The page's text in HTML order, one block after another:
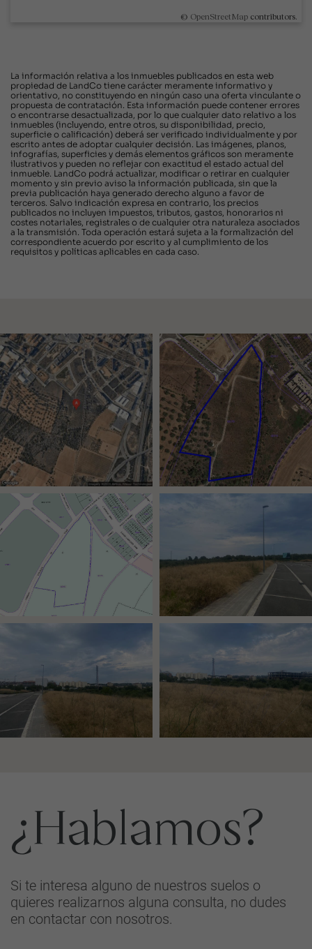
© OpenStreetMap contributors.
La información relativa a los inmuebles publicados en esta web
propiedad de LandCo tiene carácter meramente informativo y
orientativo, no constituyendo en ningún caso una oferta vinculante o
propuesta de contratación. Esta información puede contener errores
o encontrarse desactualizada, por lo que cualquier dato relativo a los
inmuebles (incluyendo, entre otros, su disponibilidad, precio,
superficie o calificación) deberá ser verificado individualmente y por
escrito antes de adoptar cualquier decisión. Las imágenes, planos,
infografías, superficies y demás elementos gráficos son meramente
ilustrativos y pueden no reflejar con exactitud el estado actual del
inmueble. LandCo podrá actualizar, modificar o retirar en cualquier
momento y sin previo aviso la información publicada, sin que la
previa publicación haya generado derecho alguno a favor de
terceros. Salvo indicación expresa en contrario, los precios
publicados no incluyen impuestos, tributos, gastos, honorarios ni
costes notariales, registrales o de cualquier otra naturaleza asociados
a la transmisión. Toda operación estará sujeta a la formalización del
correspondiente acuerdo por escrito y al cumplimiento de los
requisitos y políticas aplicables en cada caso.
¿Hablamos?
Si te interesa alguno de nuestros suelos o
quieres realizarnos alguna consulta, no dudes
en contactar con nosotros.